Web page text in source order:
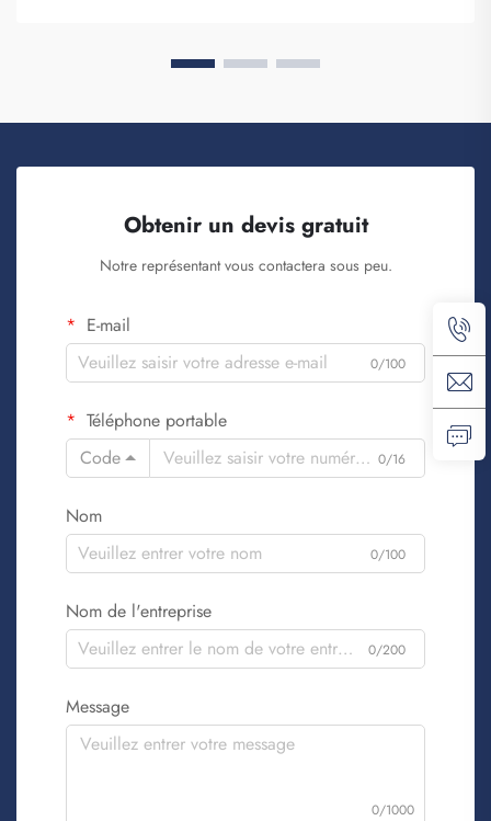
Obtenir un devis gratuit
Notre représentant vous contactera sous peu.
E-mail
0/100
Téléphone portable
Code
0/16
Nom
0/100
Nom de l'entreprise
0/200
Message
0/1000